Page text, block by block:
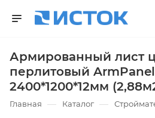
Армированный лист
перлитовый
2400*1200*12мм
Главная — Каталог —